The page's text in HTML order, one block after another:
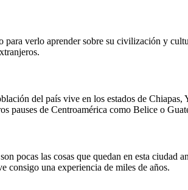
verlo aprender sobre su civilización y
del país vive en los estados de
pauses de Centroamérica como Belice o
las cosas que quedan en esta ciudad
consigo una experiencia de miles de años.